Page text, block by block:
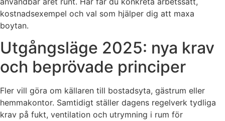
kostnadsexempel och val som hjälper dig att maxa
boytan.
Utgångsläge 2025: nya krav
och beprövade principer
Fler vill göra om källaren till bostadsyta, gästrum eller
hemmakontor. Samtidigt ställer dagens regelverk tydliga
krav på fukt, ventilation och utrymning i rum för